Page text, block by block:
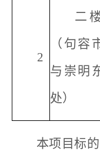
2
二
（句容
与崇明
处）
本项目标